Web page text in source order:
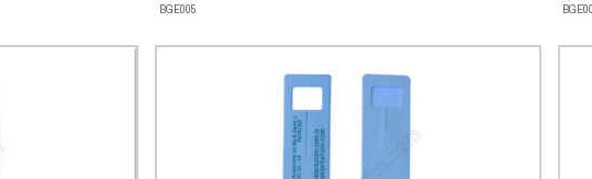
BGE005